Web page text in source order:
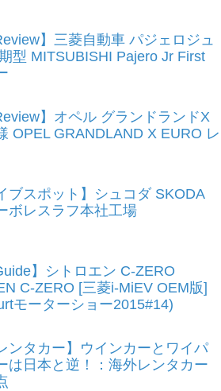
】三菱自動車 パジェロジュ
型 MITSUBISHI Pajero Jr First
】オペル グランドランドX
OPEL GRANDLAND X EURO レ
ブスポット】シュコダ SKODA
ボレスラフ本社工場
】シトロエン C-ZERO
C-ZERO [三菱i-MiEV OEM版]
モーターショー2015#14)
ンタカー】ウインカーとワイパ
は日本と逆！：海外レンタカー